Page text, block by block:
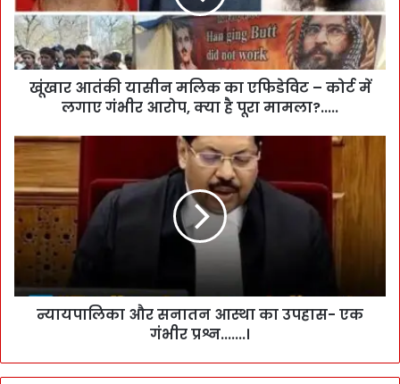
खूंखार आतंकी यासीन मलिक का एफिडेविट – कोर्ट में
लगाए गंभीर आरोप, क्या है पूरा मामला?.....
न्यायपालिका और सनातन आस्था का उपहास- एक
गंभीर प्रश्न.......।